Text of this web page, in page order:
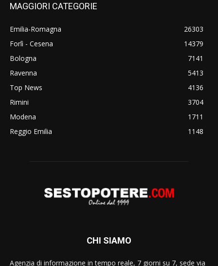
MAGGIORI CATEGORIE
Emilia-Romagna
26303
Forlì - Cesena
14379
Bologna
7141
Ravenna
5413
Top News
4136
Rimini
3704
Modena
1711
Reggio Emilia
1148
CHI SIAMO
Agenzia di informazione in tempo reale, 7 giorni su 7, sede via